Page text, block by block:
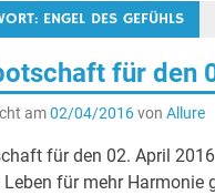
ENGEL DES GEFÜHLS
für den
am02/04/2016von Allure
für den 02. April
für mehr Harmonie